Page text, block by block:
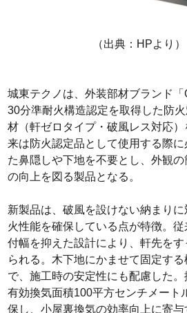
（出典：HPより）
城東テクノは、外装部材ブランド「
30分準耐火構造認定を取得した防
材（軒ゼロタイプ・破風レス対応
来は防火認定品として使用する際
た鼻隠しや下地を不要とし、外観
の向上を図る製品となる。
新製品は、破風を設けない納まり
火性能を確保している点が特徴。
付幅を抑えた設計により、軒先を
られる。木下地にかませて固定する
で、施工時の安定性にも配慮した。
有効換気面積100平方センチメート
保し、小屋裏換気の効率向上に寄与